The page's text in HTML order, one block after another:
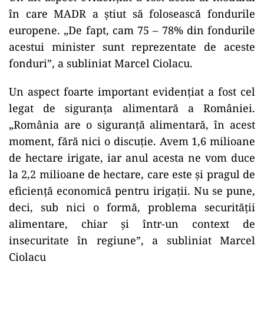
în care MADR a știut să folosească fondurile
europene. „De fapt, cam 75 – 78% din fondurile
acestui minister sunt reprezentate de aceste
fonduri”, a subliniat Marcel Ciolacu.
Un aspect foarte important evidențiat a fost cel
legat de siguranța alimentară a României.
„România are o siguranță alimentară, în acest
moment, fără nici o discuție. Avem 1,6 milioane
de hectare irigate, iar anul acesta ne vom duce
la 2,2 milioane de hectare, care este și pragul de
eficiență economică pentru irigații. Nu se pune,
deci, sub nici o formă, problema securității
alimentare, chiar și într-un context de
insecuritate în regiune”, a subliniat Marcel
Ciolacu